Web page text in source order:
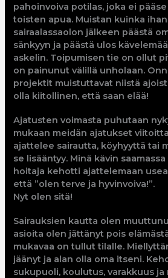
pahoinvoiva potilas, joka ei
toisten apua. Muistan kuinka
sairaalassaolon jälkeen päästä
sänkyyn ja päästä ulos
askelin. Toipumisen tie on ollut
on painunut välillä unholaan.
projektit muistuttavat niistä
olla kiitollinen, että saan elää!
Ajatusten voimasta puhutaan
mukaan meidän ajatukset
ajattelee sairautta, köyhyyttä tai
se lisääntyy. Minä kävin
hoitaja kehotti ajattelemaan
että ”olen terve ja hyvinvoiva!”.
Nyt olen sitä!
Sairauksien kautta olen
asioita olen jättänyt pois
mukavaa on tullut tilalle.
jäänyt ja alan olla oma itseni.
sukupuoli, koulutus, varakkuus